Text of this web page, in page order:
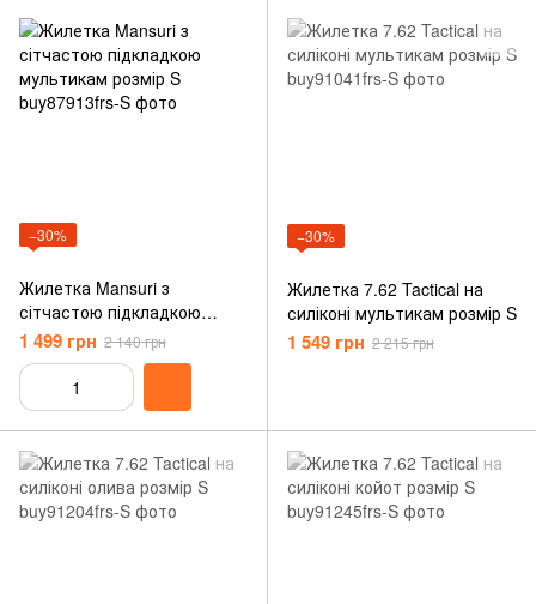
−30%
Жилетка Mansuri з ​​
сітчастою підкладкою
мультикам розмір S
1 499 грн 2 140 грн
−30%
Жилетка 7.62 Tactical на
силіконі мультикам розмір S
1 549 грн 2 215 грн